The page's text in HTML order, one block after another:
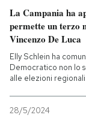
La Campania ha
permette un terzo
Vincenzo De Luca
Elly Schlein ha
Democratico non lo
alle elezioni regionali
28/5/2024